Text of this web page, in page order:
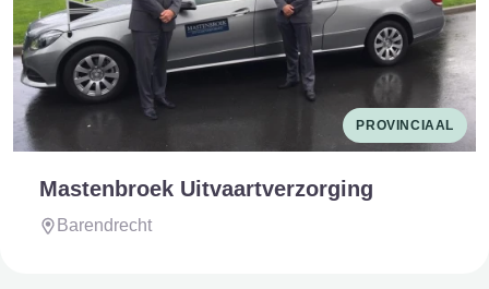
PROVINCIAAL
Mastenbroek Uitvaartverzorging
Barendrecht